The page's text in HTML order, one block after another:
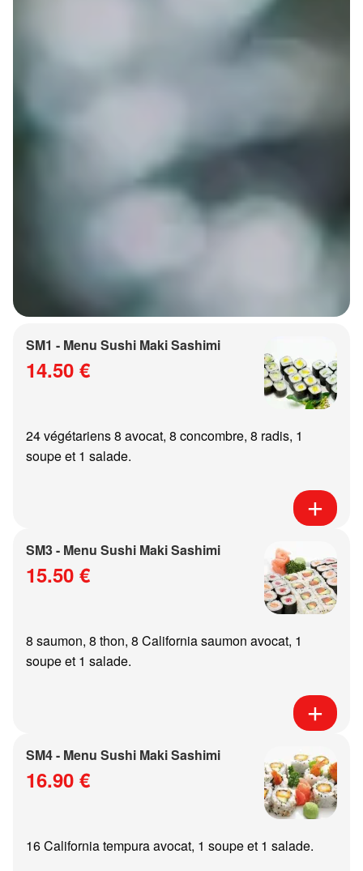
SM1 - Menu Sushi Maki Sashimi
14.50 €
24 végétariens 8 avocat, 8 concombre, 8 radis, 1
soupe et 1 salade.
SM3 - Menu Sushi Maki Sashimi
15.50 €
8 saumon, 8 thon, 8 California saumon avocat, 1
soupe et 1 salade.
SM4 - Menu Sushi Maki Sashimi
16.90 €
16 California tempura avocat, 1 soupe et 1 salade.